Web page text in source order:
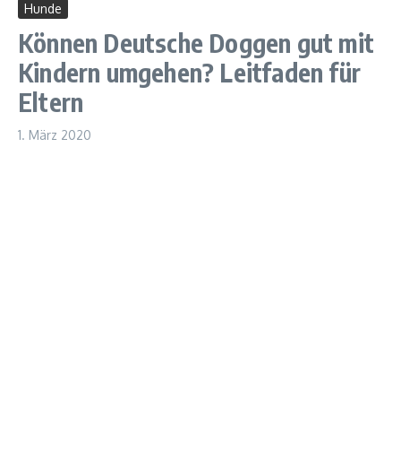
Hunde
Können Deutsche Doggen gut mit
Kindern umgehen? Leitfaden für
Eltern
1. März 2020